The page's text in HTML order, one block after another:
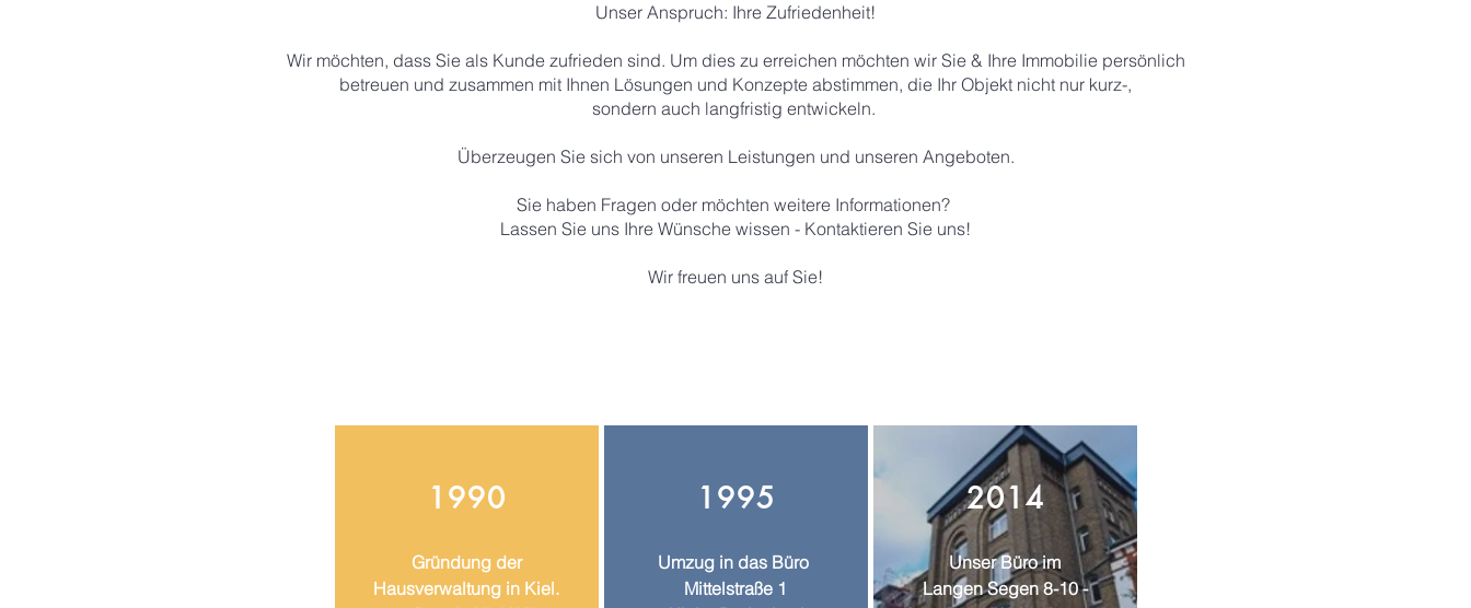
Unser Anspruch: Ihre Zufriedenheit!
Wir möchten, dass Sie als Kunde zufrieden sind. Um dies zu erreichen möchten wir Sie & Ihre Immobilie persönlich
betreuen und zusammen mit Ihnen Lösungen und Konzepte abstimmen, die Ihr Objekt nicht nur kurz-,
sondern auch langfristig entwickeln.
Überzeugen Sie sich von unseren Leistungen und unseren Angeboten.
Sie haben Fragen oder möchten weitere Informationen?
Lassen Sie uns Ihre Wünsche wissen - Kontaktieren Sie uns!
Wir freuen uns auf Sie!
1990
Gründung der
Hausverwaltung in Kiel.
1995
Umzug in das Büro
Mittelstraße 1
2014
Unser Büro im
Langen Segen 8-10 -